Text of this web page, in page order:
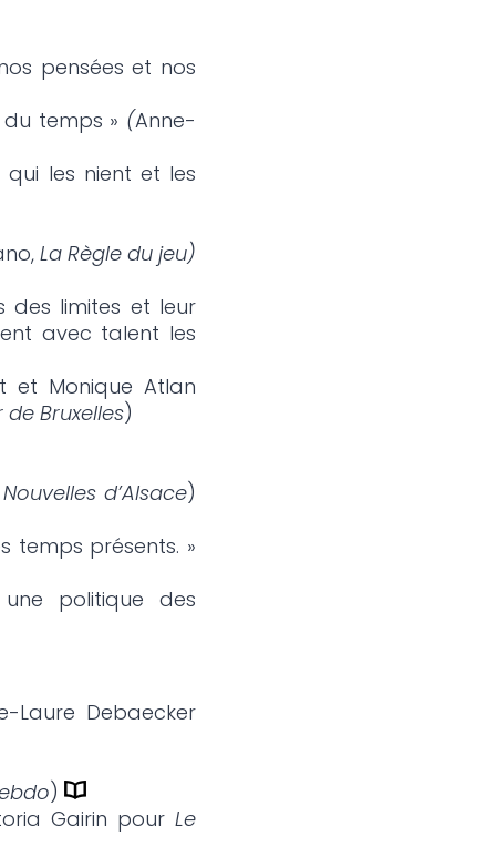
pensées et nos
temps » (Anne-
les nient et les
La Règle du jeu)
des limites et leur
avec talent les
et Monique Atlan
de Bruxelles)
d’Alsace)
temps présents. »
politique des
Laure Debaecker
)
Gairin pour Le